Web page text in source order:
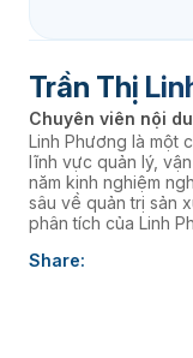
Trần Thị
Chuyên viên nội
Linh Phương là một
lĩnh vực quản lý,
năm kinh nghiệm
sâu về quản trị sản
phân tích của Linh
thúc đẩy chuyển đổi
Share: